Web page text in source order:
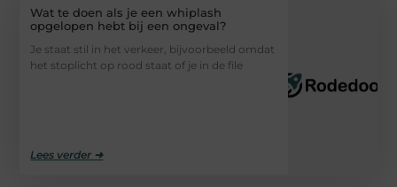
Wat te doen als je een whiplash
opgelopen hebt bij een ongeval?
Je staat stil in het verkeer, bijvoorbeeld omdat
het stoplicht op rood staat of je in de file
Lees verder ➜